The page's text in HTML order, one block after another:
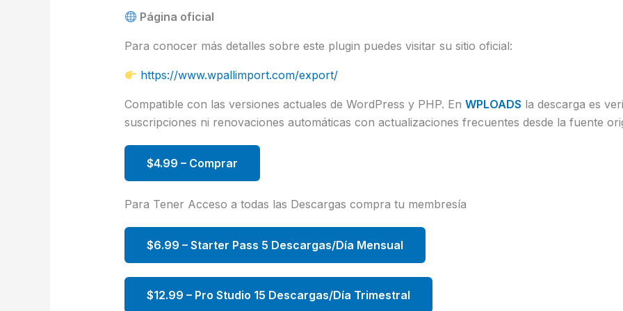
Página oficial
Para conocer más detalles sobre este plugin puedes visitar su sitio oficial:
https://www.wpallimport.com/export/
Compatible con las versiones actuales de WordPress y PHP. En WPLOADS la descarga es
suscripciones ni renovaciones automáticas con actualizaciones frecuentes desde la fuente
$4.99 – Comprar
Para Tener Acceso a todas las Descargas compra tu membresía
$6.99 – Starter Pass 5 Descargas/Día Mensual
$12.99 – Pro Studio 15 Descargas/Día Trimestral